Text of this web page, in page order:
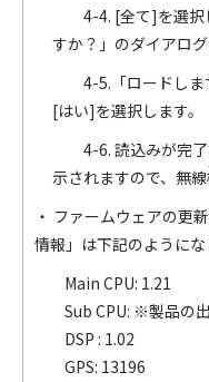
4-4. [全て]を選択
すか？」のダイアロ
4-5.「ロードしま
[はい]を選択します。
4-6. 読込みが完了
示されますので、無
・ ファームウェアの更
情報」は下記のようにな
Main CPU: 1.21
Sub CPU: ※製品の
DSP : 1.02
GPS: 13196